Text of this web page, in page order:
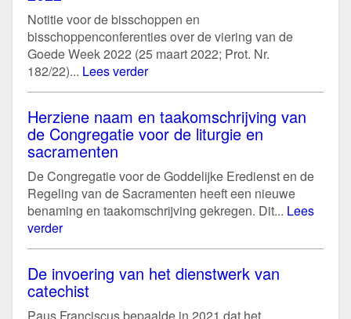
Notitie voor de bisschoppen en
bisschoppenconferenties over de viering van de
Goede Week 2022 (25 maart 2022; Prot. Nr.
182/22)... Lees verder
Herziene naam en taakomschrijving van
de Congregatie voor de liturgie en
sacramenten
De Congregatie voor de Goddelijke Eredienst en de
Regeling van de Sacramenten heeft een nieuwe
benaming en taakomschrijving gekregen. Dit... Lees
verder
De invoering van het dienstwerk van
catechist